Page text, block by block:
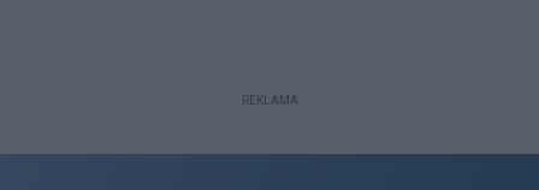
REKLAMA